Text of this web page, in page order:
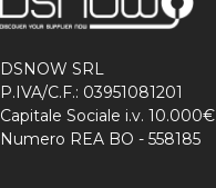
DSNOW SRL
P.IVA/C.F.: 03951081201
Capitale Sociale i.v. 10.000€
Numero REA BO - 558185